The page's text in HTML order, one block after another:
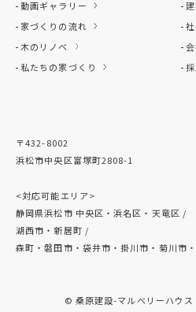
動画ギャラリー
家づくりの流れ
木のリノベ
私たちの家づくり
〒432-8002
浜松市中央区富塚町2808-1
<対応可能エリア>
静岡県浜松市 中央区・浜名区・天竜区 /
湖西市・新居町 /
森町・磐田市・袋井市・掛川市・菊川市
© 桑原建設-マルベリーハウ